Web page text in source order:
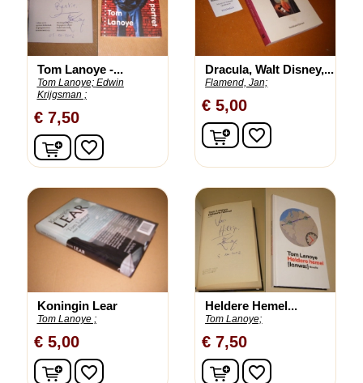
Tom Lanoye -...
Tom Lanoye; Edwin
Krijgsman ;
€ 7,50
In winkelwagen
favorite_border
Dracula, Walt Disney,...
Flamend, Jan;
€ 5,00
In winkelwagen
favorite_border
Koningin Lear
Tom Lanoye ;
€ 5,00
In winkelwagen
favorite_border
Heldere Hemel...
Tom Lanoye;
€ 7,50
In winkelwagen
favorite_border